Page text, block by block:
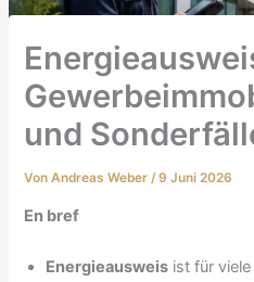
und
VonAndreas Weber /9 Juni 2026
En bref
Energieausweis ist für